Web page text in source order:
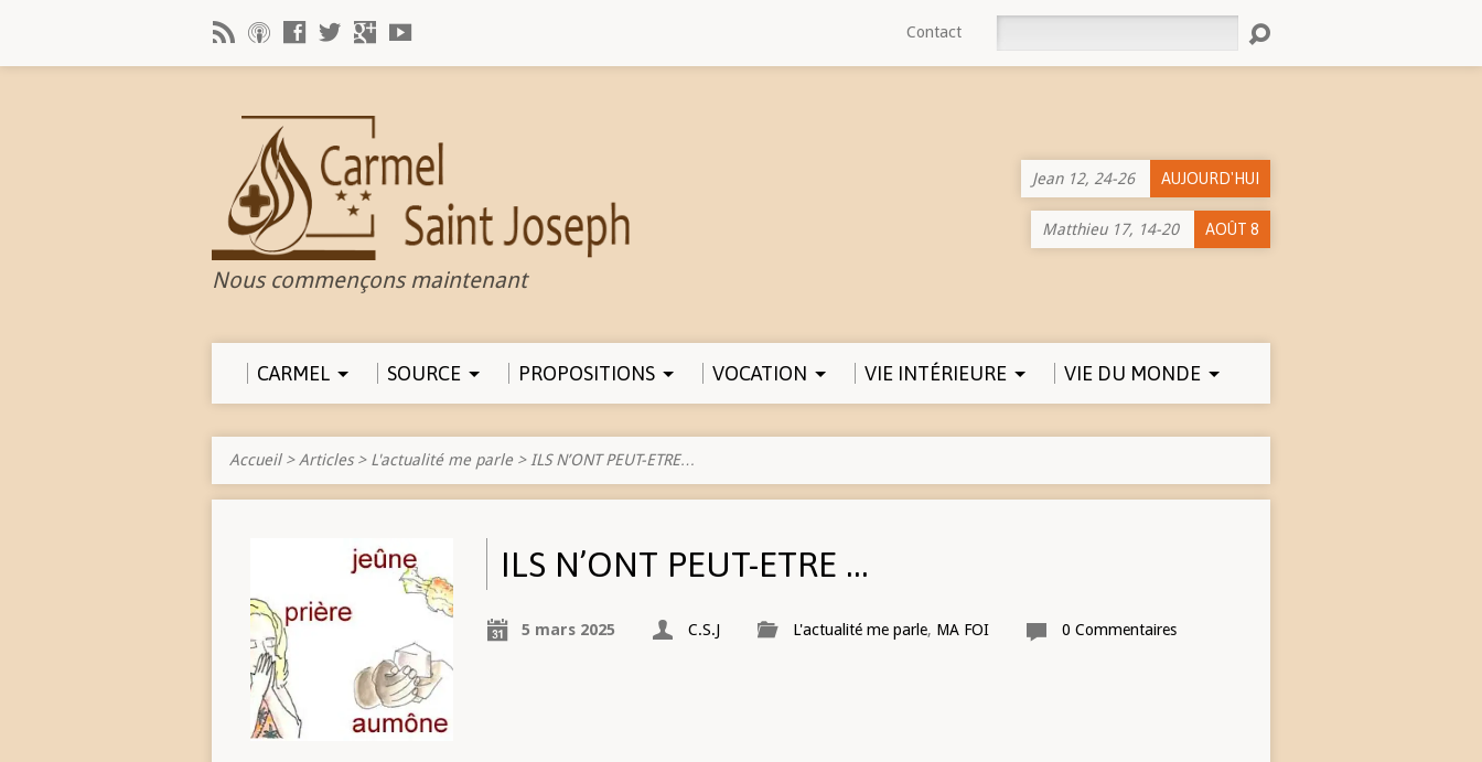
Contact
Nous commençons maintenant
Jean 12, 24-26 AUJOURD'HUI
Matthieu 17, 14-20 AOÛT 8
CARMEL SOURCE PROPOSITIONS VOCATION VIE INTÉRIEURE VIE DU MONDE
Accueil> Articles> L'actualité me parle> ILS N’ONT PEUT-ETRE…
ILS N’ONT PEUT-ETRE …
5 mars 2025 C.S.J L'actualité me parle, MA FOI 0 Commentaires